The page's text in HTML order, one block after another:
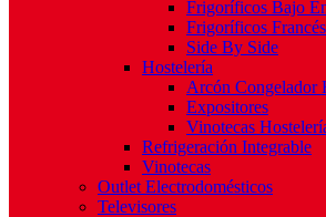
Frigoríficos Bajo
Frigoríficos Francés
Side By Side
Hostelería
Arcón Congelador
Expositores
Vinotecas
Refrigeración Integrable
Vinotecas
Outlet Electrodomésticos
Televisores